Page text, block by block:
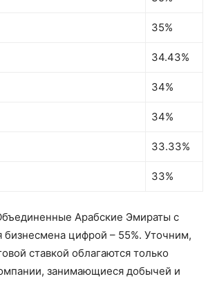
35%
34.43%
34%
34%
33.33%
33%
Арабские Эмираты с
цифрой – 55%. Уточним,
ставкой облагаются только
занимающиеся добычей и